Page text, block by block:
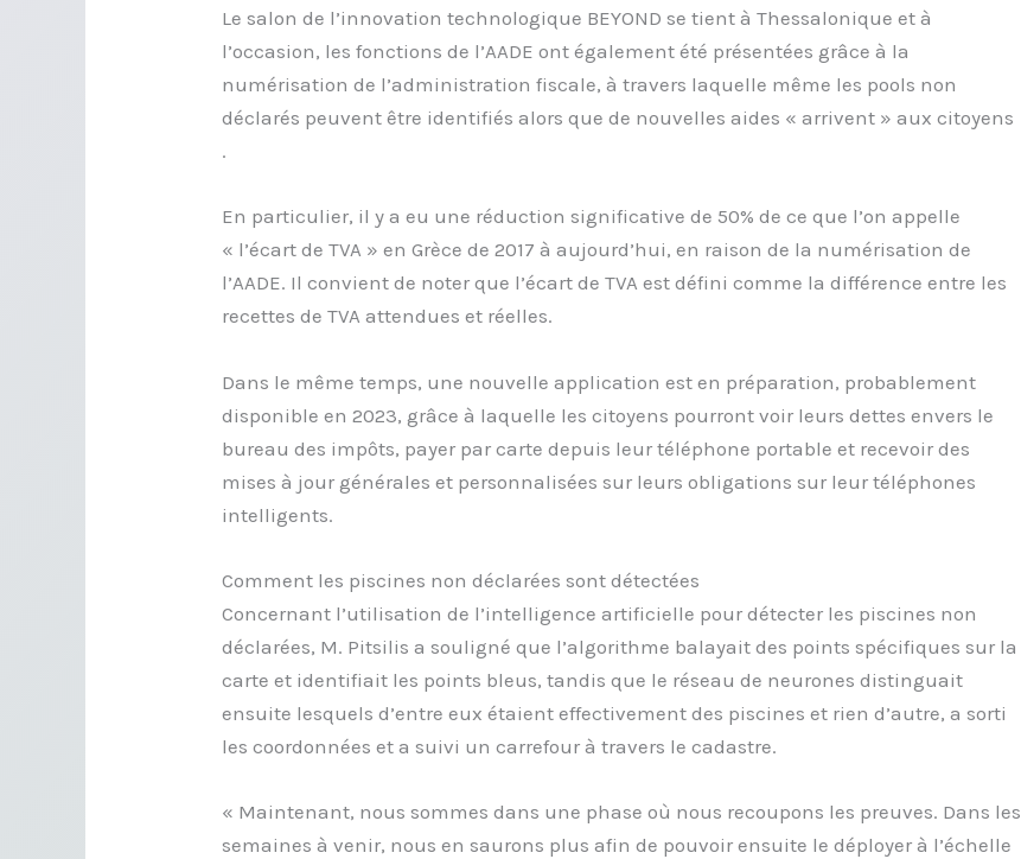
Le salon de l’innovation technologique BEYOND se tient à Thessalonique et à
l’occasion, les fonctions de l’AADE ont également été présentées grâce à la
numérisation de l’administration fiscale, à travers laquelle même les pools non
déclarés peuvent être identifiés alors que de nouvelles aides « arrivent » aux citoyens
.
En particulier, il y a eu une réduction significative de 50% de ce que l’on appelle
« l’écart de TVA » en Grèce de 2017 à aujourd’hui, en raison de la numérisation de
l’AADE. Il convient de noter que l’écart de TVA est défini comme la différence entre les
recettes de TVA attendues et réelles.
Dans le même temps, une nouvelle application est en préparation, probablement
disponible en 2023, grâce à laquelle les citoyens pourront voir leurs dettes envers le
bureau des impôts, payer par carte depuis leur téléphone portable et recevoir des
mises à jour générales et personnalisées sur leurs obligations sur leur téléphones
intelligents.
Comment les piscines non déclarées sont détectées
Concernant l’utilisation de l’intelligence artificielle pour détecter les piscines non
déclarées, M. Pitsilis a souligné que l’algorithme balayait des points spécifiques sur la
carte et identifiait les points bleus, tandis que le réseau de neurones distinguait
ensuite lesquels d’entre eux étaient effectivement des piscines et rien d’autre, a sorti
les coordonnées et a suivi un carrefour à travers le cadastre.
« Maintenant, nous sommes dans une phase où nous recoupons les preuves. Dans les
semaines à venir, nous en saurons plus afin de pouvoir ensuite le déployer à l’échelle